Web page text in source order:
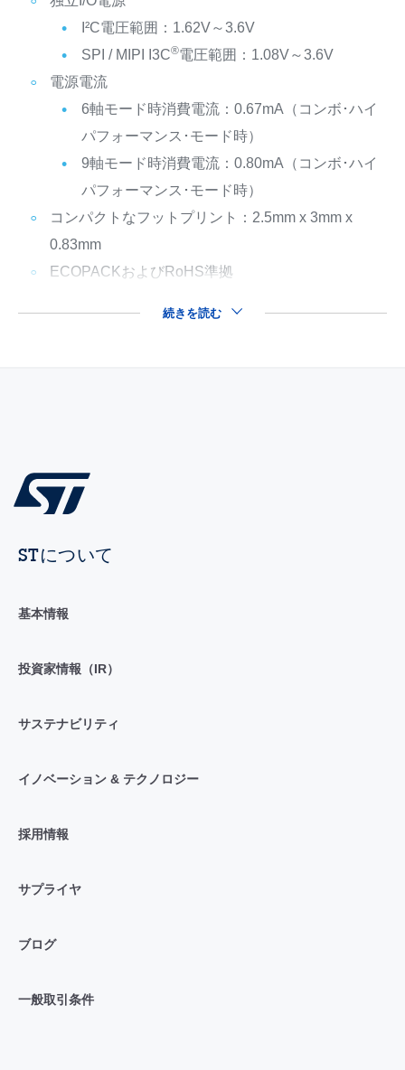
I²C電圧範囲：1.62V～3.6V
SPI / MIPI I3C®電圧範囲：1.08V～3.6V
電源電流
6軸モード時消費電流：0.67mA（コンボ･ハイ
パフォーマンス･モード時）
9軸モード時消費電流：0.80mA（コンボ･ハイ
パフォーマンス･モード時）
コンパクトなフットプリント：2.5mm x 3mm x
0.83mm
ECOPACKおよびRoHS準拠
続きを読む
STについて
基本情報
投資家情報（IR）
サステナビリティ
イノベーション & テクノロジー
採用情報
サプライヤ
ブログ
一般取引条件